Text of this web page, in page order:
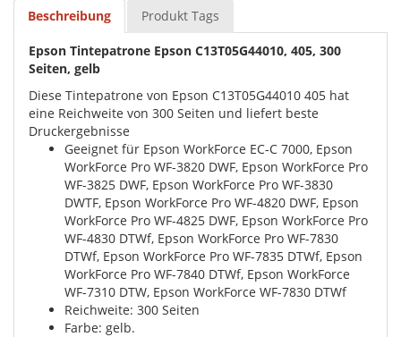
Beschreibung Produkt Tags
Epson Tintepatrone Epson C13T05G44010, 405, 300
Seiten, gelb
Diese Tintepatrone von Epson C13T05G44010 405 hat
eine Reichweite von 300 Seiten und liefert beste
Druckergebnisse
Geeignet für Epson WorkForce EC-C 7000, Epson
WorkForce Pro WF-3820 DWF, Epson WorkForce Pro
WF-3825 DWF, Epson WorkForce Pro WF-3830
DWTF, Epson WorkForce Pro WF-4820 DWF, Epson
WorkForce Pro WF-4825 DWF, Epson WorkForce Pro
WF-4830 DTWf, Epson WorkForce Pro WF-7830
DTWf, Epson WorkForce Pro WF-7835 DTWf, Epson
WorkForce Pro WF-7840 DTWf, Epson WorkForce
WF-7310 DTW, Epson WorkForce WF-7830 DTWf
Reichweite: 300 Seiten
Farbe: gelb.